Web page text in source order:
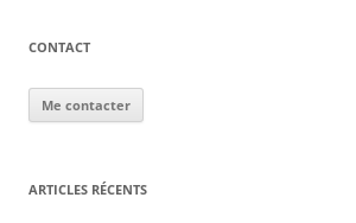
CONTACT
Me contacter
ARTICLES RÉCENTS